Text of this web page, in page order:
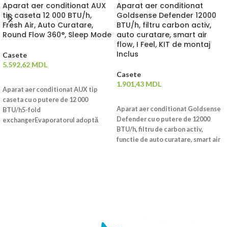
Aparat aer conditionat AUX
tip caseta 12 000 BTU/h,
Fresh Air, Auto Curatare,
Round Flow 360°, Sleep Mode
Casete
5.592,62 MDL
Aparat aer conditionat AUX tip
caseta cu o putere de 12 000
BTU/h5-fold
exchangerEvaporatorul adoptă
Aparat aer conditionat
Goldsense Defender 12000
BTU/h, filtru carbon activ,
auto curatare, smart air
flow, I Feel, KIT de montaj
Inclus
Casete
1.901,43 MDL
Aparat aer conditionat Goldsense
Defender cu o putere de 12000
BTU/h, filtru de carbon activ,
functie de auto curatare, smart air